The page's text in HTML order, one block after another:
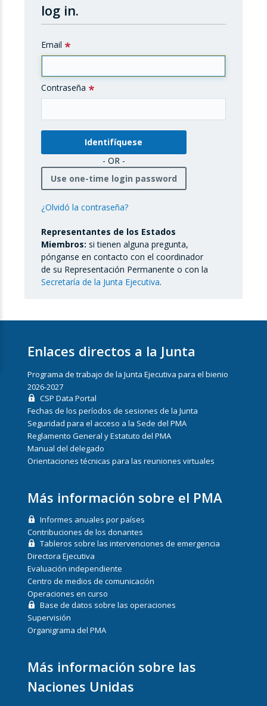
log in.
Email
Contraseña
- OR -
Use one-time login password
¿Olvidó la contraseña?
Representantes de los Estados
Miembros: si tienen alguna pregunta,
pónganse en contacto con el coordinador
de su Representación Permanente o con la
Secretaría de la Junta Ejecutiva.
Enlaces directos a la Junta
Programa de trabajo de la Junta Ejecutiva para el bienio
2026-2027
CSP Data Portal
Fechas de los períodos de sesiones de la Junta
Seguridad para el acceso a la Sede del PMA
Reglamento General y Estatuto del PMA
Manual del delegado
Orientaciones técnicas para las reuniones virtuales
Más información sobre el PMA
Informes anuales por países
Contribuciones de los donantes
Tableros sobre las intervenciones de emergencia
Directora Ejecutiva
Evaluación independiente
Centro de medios de comunicación
Operaciones en curso
Base de datos sobre las operaciones
Supervisión
Organigrama del PMA
Más información sobre las
Naciones Unidas